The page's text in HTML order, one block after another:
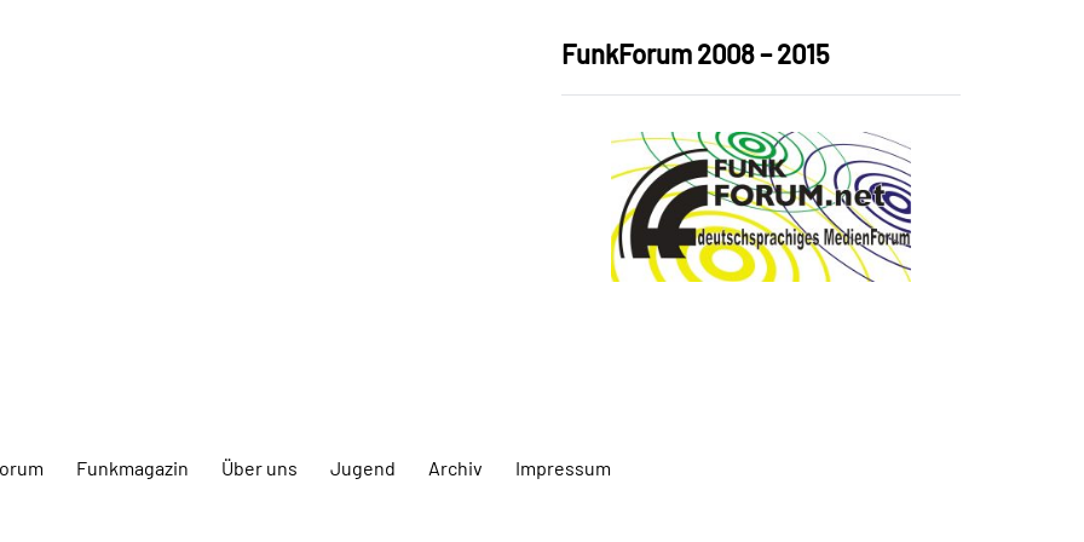
FunkForum 2008 – 2015
Funkmagazin Über uns Jugend Archiv Impressum